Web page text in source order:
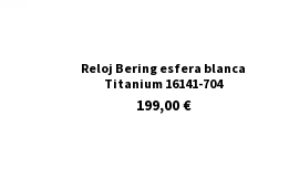
Reloj Bering esfera blanca
Titanium 16141-704
199,00 €